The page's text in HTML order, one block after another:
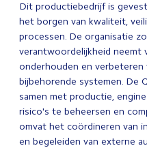
Dit productiebedrijf is
het borgen van kwaliteit,
processen. De organisatie
verantwoordelijkheid
onderhouden en verbeteren
bijbehorende systemen. De
samen met productie,
risico's te beheersen en
omvat het coördineren van
en begeleiden van externe